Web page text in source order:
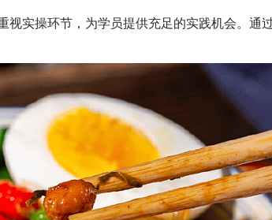
实操环节，为学员提供充足的实践机会。通